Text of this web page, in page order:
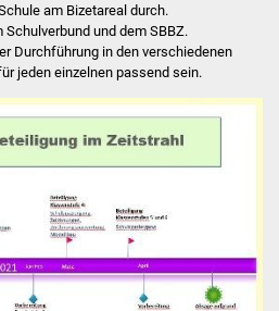
JuHa live
Kooperation Jugendbeirat
Aktivraum
PC-Ecke
am Bizetareal durch.
und dem SBBZ.
Durchführung in den verschiedenen
jeden einzelnen passend sein.